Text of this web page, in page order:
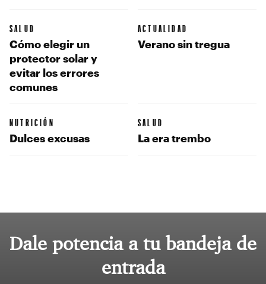
SALUD
Cómo elegir un
protector solar y
evitar los errores
comunes
ACTUALIDAD
Verano sin tregua
NUTRICIÓN
Dulces excusas
SALUD
La era trembo
Dale potencia a tu bandeja de
entrada